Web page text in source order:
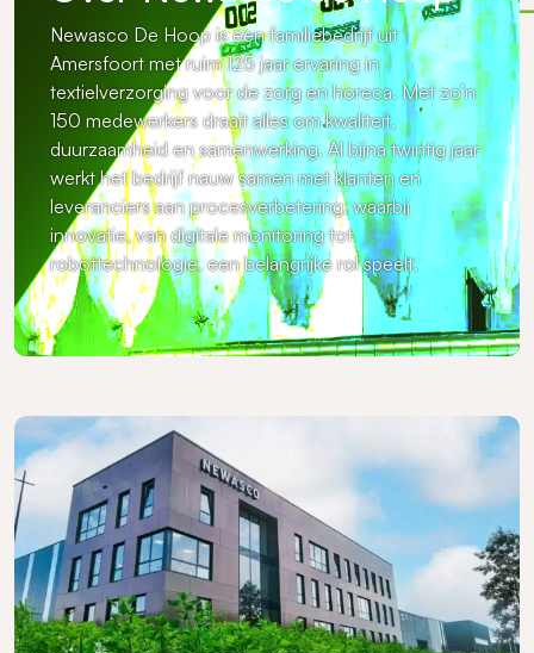
Newasco De Hoop is een familiebedrijf uit
Amersfoort met ruim 125 jaar ervaring in
textielverzorging voor de zorg en horeca. Met zo’n
150 medewerkers draait alles om kwaliteit,
duurzaamheid en samenwerking. Al bijna twintig jaar
werkt het bedrijf nauw samen met klanten en
leveranciers aan procesverbetering, waarbij
innovatie, van digitale monitoring tot
robottechnologie, een belangrijke rol speelt.